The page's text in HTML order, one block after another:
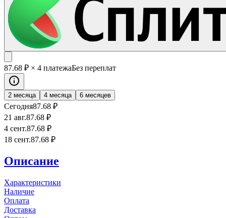
87.68 ₽ × 4 платежаБез переплат
2 месяца 4 месяца 6 месяцев
Сегодня87.68 ₽
21 авг.87.68 ₽
4 сент.87.68 ₽
18 сент.87.68 ₽
Описание
Характеристики
Наличие
Оплата
Доставка